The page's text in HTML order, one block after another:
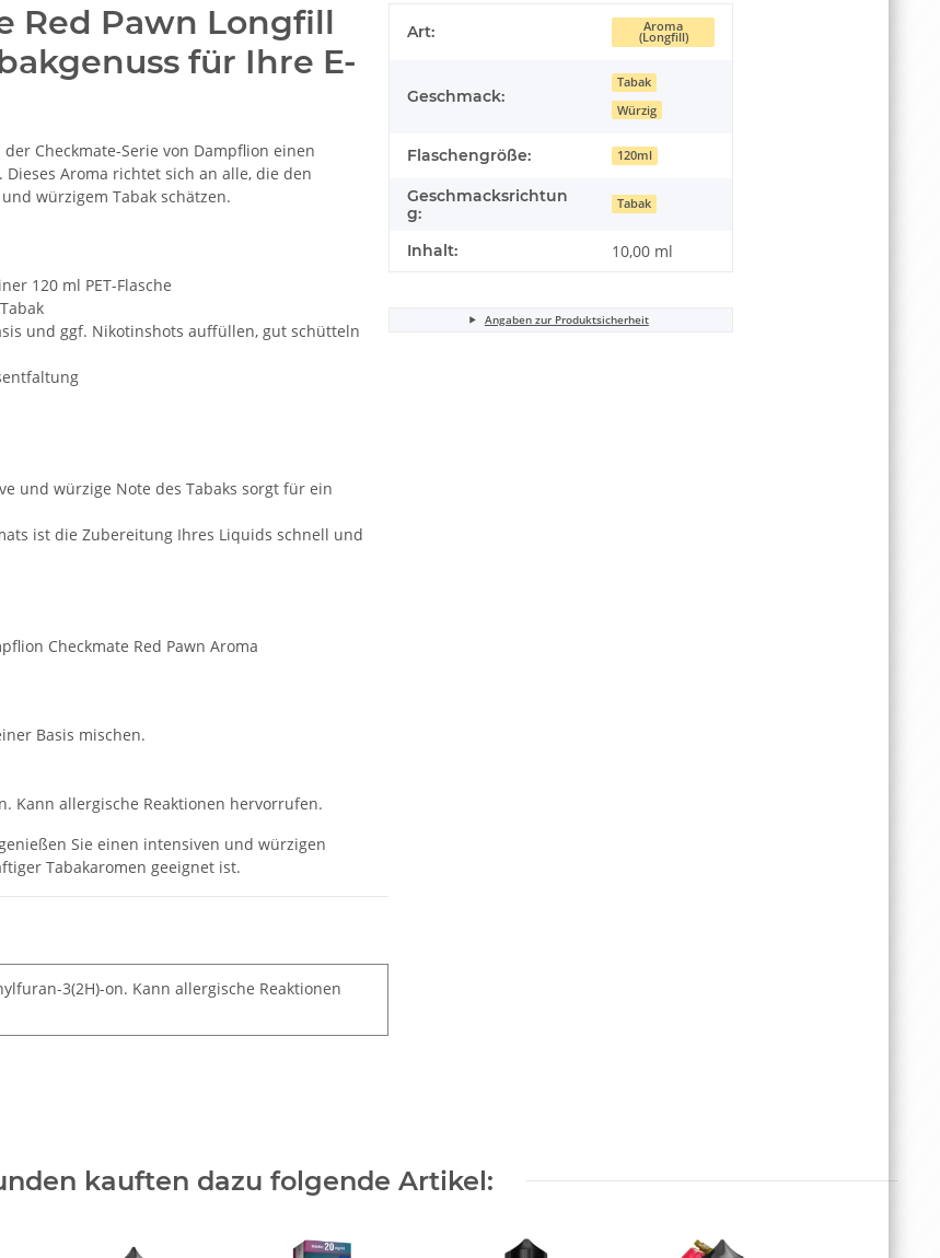
Red Pawn Longfill
für Ihre E-
der Checkmate-Serie von Dampflion einen
Aroma richtet sich an alle, die den
würzigem Tabak schätzen.
120 ml PET-Flasche
und ggf. Nikotinshots auffüllen, gut schütteln
und würzige Note des Tabaks sorgt für ein
ist die Zubereitung Ihres Liquids schnell und
Checkmate Red Pawn Aroma
Basis mischen.
Kann allergische Reaktionen hervorrufen.
Sie einen intensiven und würzigen
Tabakaromen geeignet ist.
3(2H)-on. Kann allergische Reaktionen
Art: Aroma
(Longfill)
Geschmack:
Tabak
Würzig
Flaschengröße: 120ml
Geschmacksrichtun
g:
Tabak
Inhalt: 10,00 ml
Angaben zur Produktsicherheit
kauften dazu folgende Artikel: